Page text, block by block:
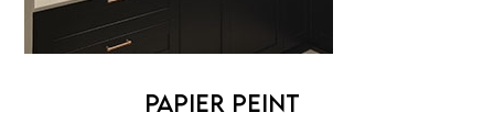
PAPIER PEINT